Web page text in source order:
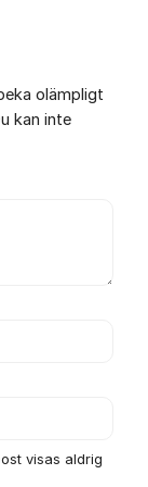
olämpligt
kan inte
visas aldrig